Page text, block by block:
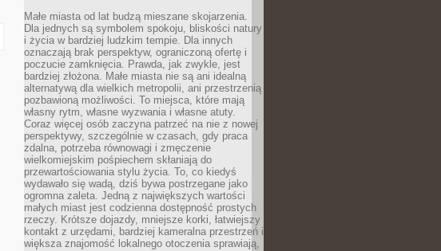
Małe miasta od lat budzą mieszane skojarzenia.
Dla jednych są symbolem spokoju, bliskości natury
i życia w bardziej ludzkim tempie. Dla innych
oznaczają brak perspektyw, ograniczoną ofertę i
poczucie zamknięcia. Prawda, jak zwykle, jest
bardziej złożona. Małe miasta nie są ani idealną
alternatywą dla wielkich metropolii, ani przestrzenią
pozbawioną możliwości. To miejsca, które mają
własny rytm, własne wyzwania i własne atuty.
Coraz więcej osób zaczyna patrzeć na nie z nowej
perspektywy, szczególnie w czasach, gdy praca
zdalna, potrzeba równowagi i zmęczenie
wielkomiejskim pośpiechem skłaniają do
przewartościowania stylu życia. To, co kiedyś
wydawało się wadą, dziś bywa postrzegane jako
ogromna zaleta. Jedną z największych wartości
małych miast jest codzienna dostępność prostych
rzeczy. Krótsze dojazdy, mniejsze korki, łatwiejszy
kontakt z urzędami, bardziej kameralna przestrzeń i
większa znajomość lokalnego otoczenia sprawiają,